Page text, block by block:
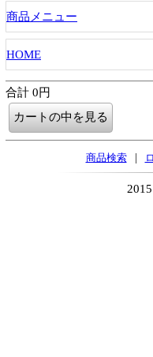
商品メニュー
HOME
合計 0円
商品検索 |